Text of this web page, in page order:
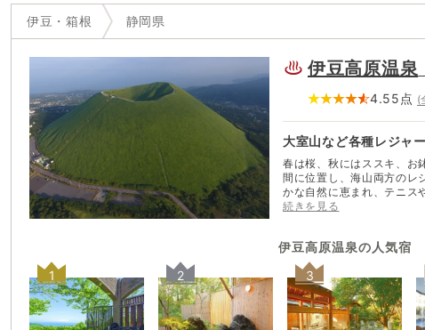
伊豆・箱根 静岡県
伊豆高原温泉
4.55 点 (
大室山など各種レジャ
春は桜、秋にはススキ、お
間に位置し、海山両方のレ
かな自然に恵まれ、テニス
キューバダイビングなど各
数多くあり、国内屈指のア
しまれている。 毎年5月に
ョン、ショップなども参
ェスティバル」が開催され
続きを見る
伊豆高原温泉の人気宿
1
2 3